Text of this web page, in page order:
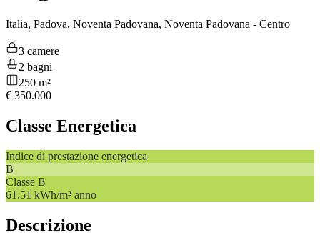
Italia, Padova, Noventa Padovana, Noventa Padovana - Centro
3 camere
2 bagni
250 m²
€ 350.000
Classe Energetica
Indice di prestazione energetica
B
Classe B
61.51 kWh/m² anno
Descrizione